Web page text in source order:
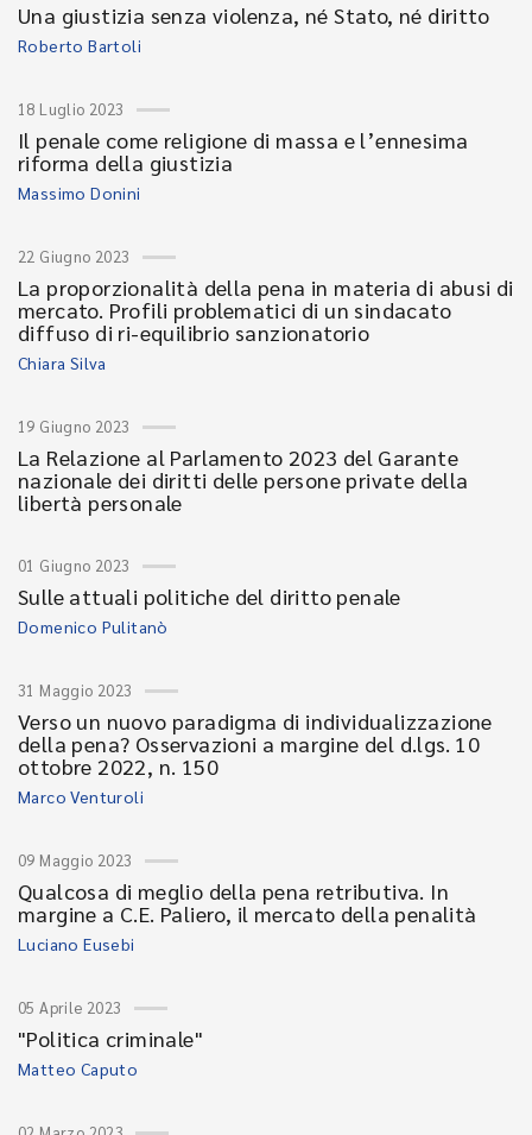
Una giustizia senza violenza, né Stato, né diritto
Roberto Bartoli
18 Luglio 2023
Il penale come religione di massa e l’ennesima
riforma della giustizia
Massimo Donini
22 Giugno 2023
La proporzionalità della pena in materia di abusi di
mercato. Profili problematici di un sindacato
diffuso di ri-equilibrio sanzionatorio
Chiara Silva
19 Giugno 2023
La Relazione al Parlamento 2023 del Garante
nazionale dei diritti delle persone private della
libertà personale
01 Giugno 2023
Sulle attuali politiche del diritto penale
Domenico Pulitanò
31 Maggio 2023
Verso un nuovo paradigma di individualizzazione
della pena? Osservazioni a margine del d.lgs. 10
ottobre 2022, n. 150
Marco Venturoli
09 Maggio 2023
Qualcosa di meglio della pena retributiva. In
margine a C.E. Paliero, il mercato della penalità
Luciano Eusebi
05 Aprile 2023
"Politica criminale"
Matteo Caputo